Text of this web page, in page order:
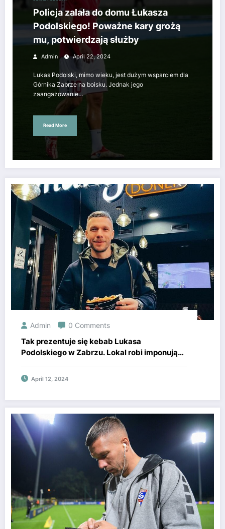
Policja zalała do domu Łukasza
Podolskiego! Poważne kary grożą
mu, potwierdzają służby
Admin April 22, 2024
Lukas Podolski, mimo wieku, jest dużym wsparciem dla
Górnika Zabrze na boisku. Jednak jego
zaangażowanie…
Read More
Admin 0 Comments
Tak prezentuje się kebab Lukasa
Podolskiego w Zabrzu. Lokal robi imponujące
wrażenie. W takich warunkach będą jeść
goście gwiazdora Górnika.
April 12, 2024